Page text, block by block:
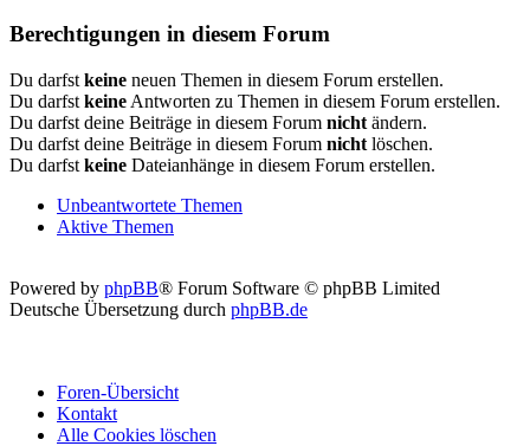
Berechtigungen in diesem Forum
Du darfst keine neuen Themen in diesem Forum erstellen.
Du darfst keine Antworten zu Themen in diesem Forum erstellen.
Du darfst deine Beiträge in diesem Forum nicht ändern.
Du darfst deine Beiträge in diesem Forum nicht löschen.
Du darfst keine Dateianhänge in diesem Forum erstellen.
Unbeantwortete Themen
Aktive Themen
Powered by phpBB® Forum Software © phpBB Limited
Deutsche Übersetzung durch phpBB.de
Foren-Übersicht
Kontakt
Alle Cookies löschen